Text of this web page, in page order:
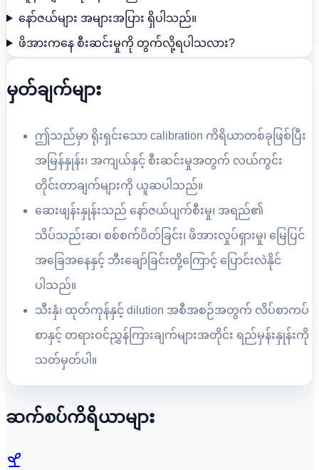
နော်ဇယ်များ အများအပြား ရှိပါသည်။
ဖိအားကနေ စီးဆင်းမှုကို တွက်လို့ရပါသလား?
မှတ်ချက်များ
ဤသည်မှာ ရိုးရှင်းသော calibration ကိရိယာတစ်ခုဖြစ်ပြီး
အမြန်နှုန်း၊ အကျယ်နှင့် စီးဆင်းမှုအတွက် လယ်ကွင်း
တိုင်းတာချက်များကို ယူဆပါသည်။
ဆေးဖျန်းနှုန်းသည် နော်ဇယ်ပျက်စီးမှု၊ အရည်၏
သိပ်သည်းဆ၊ စစ်စက်ပိတ်ခြင်း၊ ဖိအားလှုပ်ရှားမှု၊ မြေပြင်
အခြေအနေနှင့် ဘီးချော်ခြင်းတို့ကြောင့် ပြောင်းလဲနိုင်
ပါသည်။
သီးနှံ၊ ထုတ်ကုန်နှင့် dilution အစီအစဉ်အတွက် လိပ်စာကပ်
စာနှင့် တရားဝင်ညွှန်ကြားချက်များအတိုင်း ရည်မှန်းနှုန်းကို
သတ်မှတ်ပါ။
ဆက်စပ်ကိရိယာများ